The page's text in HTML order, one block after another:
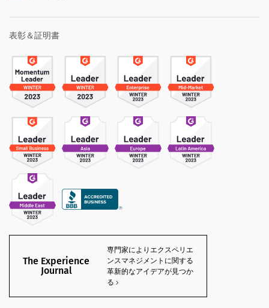
表彰＆証明書
The Experience
Journal
専門家によりエクスペリエ
ンスマネジメントに関する
革新的なアイデアが見つか
る